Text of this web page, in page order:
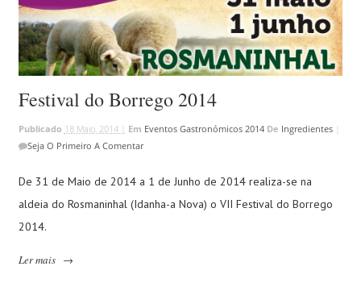
Festival do Borrego 2014
Publicado 18 Maio, 2014 | Em Eventos Gastronómicos 2014 De Ingredientes|
Seja O Primeiro A Comentar
De 31 de Maio de 2014 a 1 de Junho de 2014 realiza-se na
aldeia do Rosmaninhal (Idanha-a Nova) o VII Festival do Borrego
2014.
Ler mais →